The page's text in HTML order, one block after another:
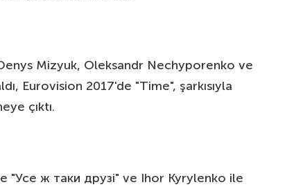
Mizyuk, Oleksandr Nechyporenko ve
Eurovision 2017'de "Time", şarkısıyla
çıktı.
"Усе ж таки друзі" ve Ihor Kyrylenko ile